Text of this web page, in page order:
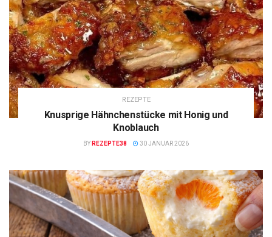
REZEPTE
Knusprige Hähnchenstücke mit Honig und
Knoblauch
BY REZEPTE38 30 JANUAR 2026